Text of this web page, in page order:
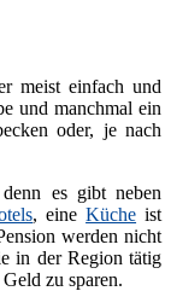
meist einfach und
und manchmal ein
oder, je nach
es gibt neben
, eineKüche ist
werden nicht
in der Region tätig
zu sparen.